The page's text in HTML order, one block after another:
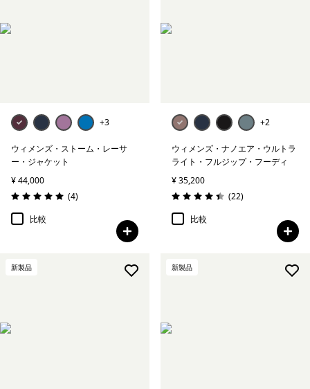
+3
ウィメンズ・ストーム・レーサ
ー・ジャケット
¥ 44,000
評価: 5.0 / 5
(4レビュー
)
比較
+2
ウィメンズ・ナノエア・ウルトラ
ライト・フルジップ・フーディ
¥ 35,200
評価: 4.5 / 5
(22レビュー
)
比較
新製品 新製品